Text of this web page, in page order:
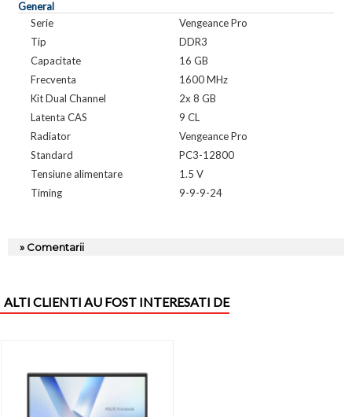
General
Serie
Vengeance Pro
Tip
DDR3
Capacitate
16 GB
Frecventa
1600 MHz
Kit Dual Channel
2x 8 GB
Latenta CAS
9 CL
Radiator
Vengeance Pro
Standard
PC3-12800
Tensiune alimentare
1.5 V
Timing
9-9-9-24
» Comentarii
ALTI CLIENTI AU FOST INTERESATI DE